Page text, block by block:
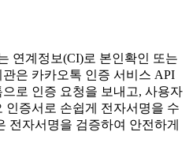
연계정보(CI)로 본인확인 또는
은 카카오톡 인증 서비스 API
로 인증 요청을 보내고, 사용자
인증서로 손쉽게 전자서명을 수
전자서명을 검증하여 안전하게